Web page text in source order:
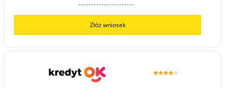
Złóż wniosek